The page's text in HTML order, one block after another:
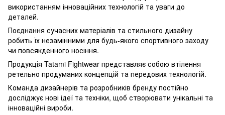
використанням інноваційних технологій та уваги до
деталей.
Поєднання сучасних матеріалів та стильного дизайну
робить їх незамінними для будь-якого спортивного заходу
чи повсякденного носіння.
Продукція Tatami Fightwear представляє собою втілення
ретельно продуманих концепцій та передових технологій.
Команда дизайнерів та розробників бренду постійно
досліджує нові ідеї та техніки, щоб створювати унікальні та
інноваційні вироби.